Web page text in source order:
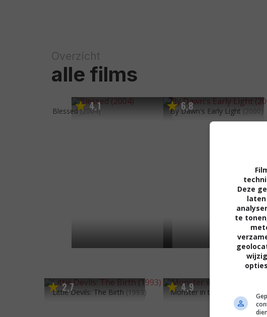
Overzicht
alle films
4,1
Blessed (2004) 6,8
By Dawn's Early Light (2000)
2,7
Little Devils: The Birth (1993) 4,9
Monster in the Closet (1986)
Deze
te